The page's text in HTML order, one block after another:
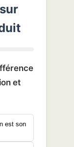
et
est son